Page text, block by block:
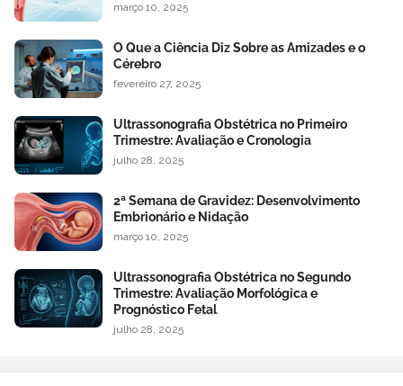
março 10, 2025
O Que a Ciência Diz Sobre as Amizades e o
Cérebro
fevereiro 27, 2025
Ultrassonografia Obstétrica no Primeiro
Trimestre: Avaliação e Cronologia
julho 28, 2025
2ª Semana de Gravidez: Desenvolvimento
Embrionário e Nidação
março 10, 2025
Ultrassonografia Obstétrica no Segundo
Trimestre: Avaliação Morfológica e
Prognóstico Fetal
julho 28, 2025